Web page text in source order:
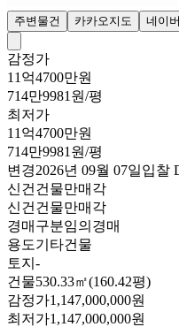
주변물건 카카오지도 네이
감정가
11억4700만원
714만9981원/평
최저가
11억4700만원
714만9981원/평
변경2026년 09월 07일입찰
신건 건물만매각
신건 건물만매각
경매구분임의경매
용도기타건물
토지 -
건물530.33㎡(160.42평)
감정가1,147,000,000원
최저가1,147,000,000원